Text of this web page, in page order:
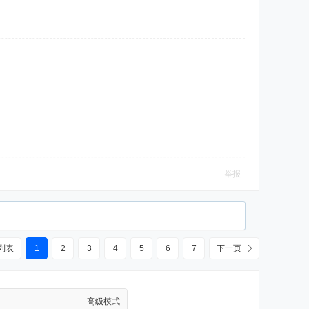
举报
1 2 3 4 5 6 7 下一页
表
高级模式